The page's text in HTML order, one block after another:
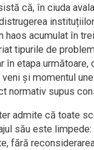
că, în ciuda
haos acumulat în
tipurile de
în etapa următoare,
veni și momentul
normativ supus
admite că toate
său este
fără